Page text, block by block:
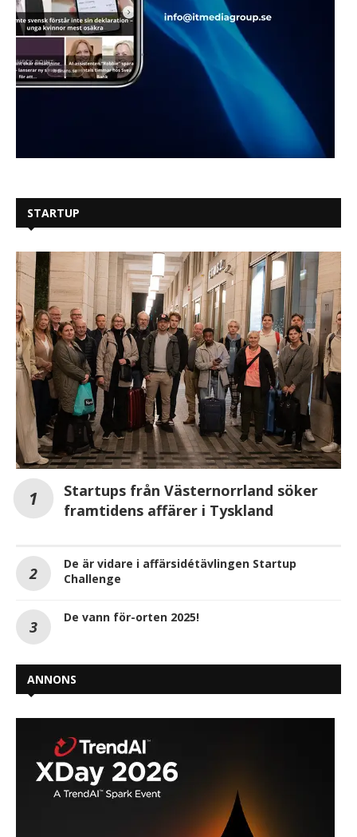
STARTUP
Startups från Västernorrland söker
framtidens affärer i Tyskland
De är vidare i affärsidétävlingen Startup
Challenge
De vann för-orten 2025!
ANNONS